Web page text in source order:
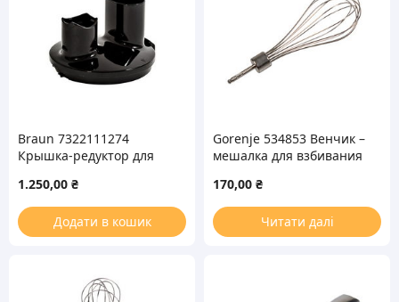
Braun 7322111274
Крышка-редуктор для
блендера MQ70BK
1.250,00 ₴
Додати в кошик
Gorenje 534853 Венчик –
мешалка для взбивания
170,00 ₴
Читати далі